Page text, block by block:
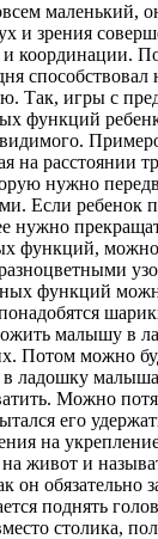
маленький,
и зрения
и координации.
Так, игры с
функций
на расстоянии
нужно
Если ребенок
нужно
функций, можно
функций
малышу в
Потом можно
в ладошку
Можно
его
на
живот и
он обязательно
поднять
столика,